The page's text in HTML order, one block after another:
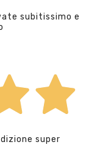
subitissimo e
super